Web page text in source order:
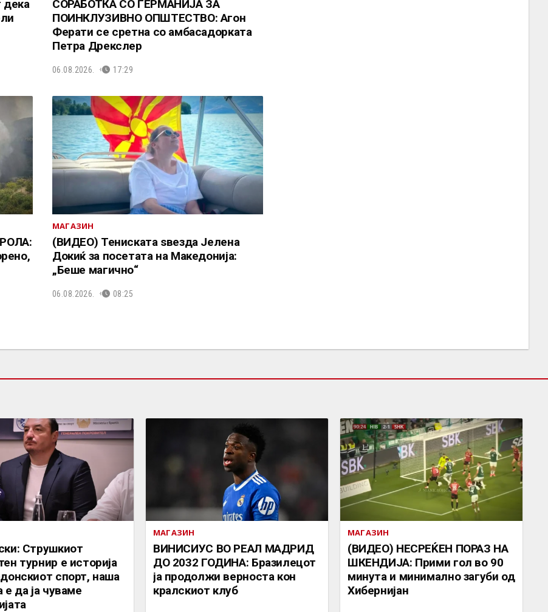
дека
СОРАБОТКА СО ГЕРМАНИЈА ЗА
ПОИНКЛУЗИВНО ОПШТЕСТВО: Агон
Ферати се сретна со амбасадорката
Петра Дрекслер
06.08.2026. 17:29
МАГАЗИН
(ВИДЕО) Тениската ѕвезда Јелена
Докиќ за посетата на Македонија:
„Беше магично“
06.08.2026. 08:25
Струшкиот
турнир е историја
спорт, наша
е да ја чуваме
МАГАЗИН
ВИНИСИУС ВО РЕАЛ МАДРИД
ДО 2032 ГОДИНА: Бразилецот
ја продолжи верноста кон
кралскиот клуб
МАГАЗИН
(ВИДЕО) НЕСРЕЌЕН ПОРАЗ НА
ШКЕНДИЈА: Прими гол во 90
минута и минимално загуби од
Хибернијан